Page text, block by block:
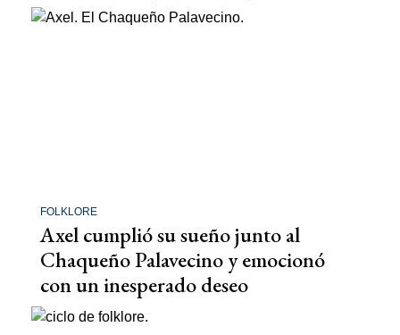
FOLKLORE
Axel cumplió su sueño junto al
Chaqueño Palavecino y emocionó
con un inesperado deseo